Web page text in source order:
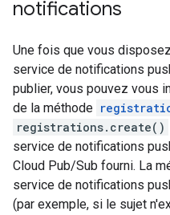
notifications
Une fois que vous
service de notifications
publier, vous pouvez vous
de la méthode
registrations.create()
service de notifications
Cloud Pub/Sub fourni. La
service de notifications
(par exemple, si le sujet